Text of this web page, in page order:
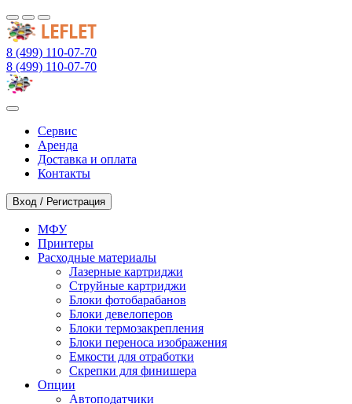
8 (499) 110-07-70
8 (499) 110-07-70
Сервис
Аренда
Доставка и оплата
Контакты
Вход / Регистрация
МФУ
Принтеры
Расходные материалы
Лазерные картриджи
Струйные картриджи
Блоки фотобарабанов
Блоки девелоперов
Блоки термозакрепления
Блоки переноса изображения
Емкости для отработки
Скрепки для финишера
Опции
Автоподатчики